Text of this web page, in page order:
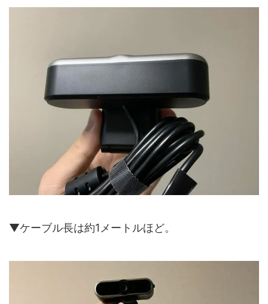
▼ケーブル長は約1メートルほど。